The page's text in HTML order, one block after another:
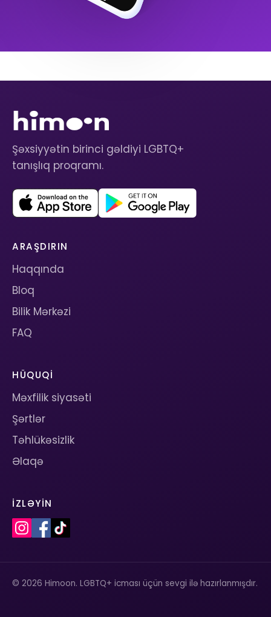
Şəxsiyyətin birinci gəldiyi LGBTQ+
tanışlıq proqramı.
ARAŞDIRIN
Haqqında
Bloq
Bilik Mərkəzi
FAQ
HÜQUQI
Məxfilik siyasəti
Şərtlər
Təhlükəsizlik
Əlaqə
İZLƏYIN
© 2026 Himoon. LGBTQ+ icması üçün sevgi ilə hazırlanmışdır.